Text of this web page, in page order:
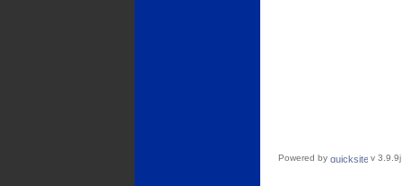
Powered by v